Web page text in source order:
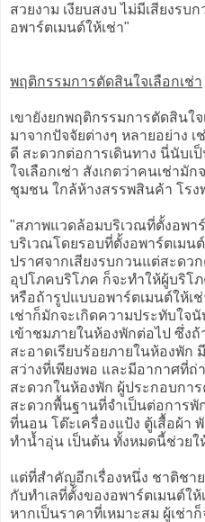
สวยงาม เงียบสงบ ไม่มีเสียงร
อพาร์ตเมนต์ให้เช่า"
พฤติกรรมการตัดสินใจเลือกเช่า
เขายังยกพฤติกรรมการตัดสินใ
มาจากปัจจัยต่างๆ หลายอย่าง
ดี สะดวกต่อการเดินทาง นี่นับเ
ใจเลือกเช่า สังเกตว่าคนเช่ามั
ชุมชน ใกล้ห้างสรรพสินค้า โร
"สภาพแวดล้อมบริเวณที่ตั้งอพา
บริเวณโดยรอบที่ตั้งอพาร์ตเมน
ปราศจากเสียงรบกวนแต่สะดว
อุปโภคบริโภค ก็จะทำให้ผู้บริโ
หรือถ้ารูปแบบอพาร์ตเมนต์ให้เ
เช่าก็มักจะเกิดความประทับใจ
เข้าชมภายในห้องพักต่อไป ซึ่ง
สะอาดเรียบร้อยภายในห้องพัก
สว่างที่เพียงพอ และมีอากาศที่ถ่
สะดวกในห้องพัก ผู้ประกอบกา
สะดวกพื้นฐานที่จำเป็นต่อการพั
ที่นอน โต๊ะเครื่องแป้ง ตู้เสื้อผ้า
ทำน้ำอุ่น เป็นต้น ทั้งหมดนี้ช่วยใ
แต่ที่สำคัญอีกเรื่องหนึ่ง ชาติชา
กับทำเลที่ตั้งของอพาร์ตเมนต์ใ
หากเป็นราคาที่เหมาะสม ผู้เช่า